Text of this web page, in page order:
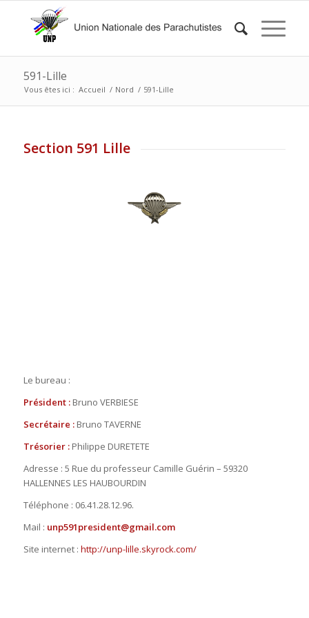
591-Lille
Vous êtes ici : Accueil / Nord / 591-Lille
Section 591 Lille
Le bureau :
Président : Bruno VERBIESE
Secrétaire :Bruno TAVERNE
Trésorier : Philippe DURETETE
Adresse : 5 Rue du professeur Camille Guérin – 59320
HALLENNES LES HAUBOURDIN
Téléphone : 06.41.28.12.96.
Mail : unp591president@gmail.com
Site internet : http://unp-lille.skyrock.com/